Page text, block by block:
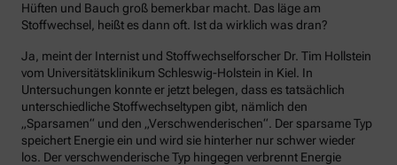
Hüften und Bauch groß bemerkbar macht. Das läge am
Stoffwechsel, heißt es dann oft. Ist da wirklich was dran?
Ja, meint der Internist und Stoffwechselforscher Dr. Tim Hollstein
vom Universitätsklinikum Schleswig-Holstein in Kiel. In
Untersuchungen konnte er jetzt belegen, dass es tatsächlich
unterschiedliche Stoffwechseltypen gibt, nämlich den
„Sparsamen“ und den „Verschwenderischen“. Der sparsame Typ
speichert Energie ein und wird sie hinterher nur schwer wieder
los. Der verschwenderische Typ hingegen verbrennt Energie